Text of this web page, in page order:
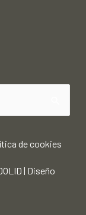
de cookies
| Diseño